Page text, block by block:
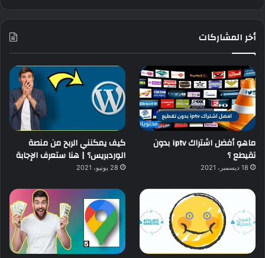
أخر المشاركات
ماهو أفضل اشتراك iptv بدون
تقيطع ؟
18 ديسمبر، 2021
كيف يمكنني الربح من منصة
الوردبريس؟ | هنا ستعرف الإجابة
28 يونيو، 2021